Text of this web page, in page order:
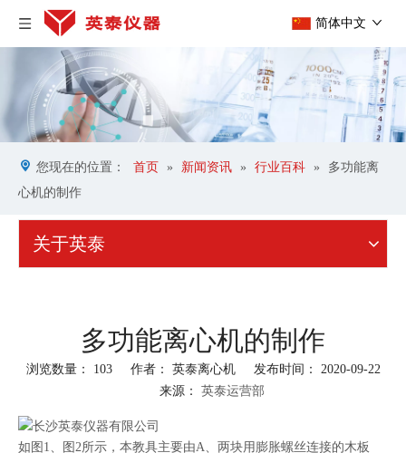
简体中文
您现在的位置： 首页 » 新闻资讯 » 行业百科 »
多功能离
心机的制作
关于英泰
多功能离心机的制作
浏览数量： 103作者： 英泰离心机 发布时间： 2020-09-22
来源： 英泰运营部
["facebook","twitter","line","wechat","linkedin","pinterest","whatsapp"]
如图1、图2所示，本教具主要由A、两块用膨胀螺丝连接的木板